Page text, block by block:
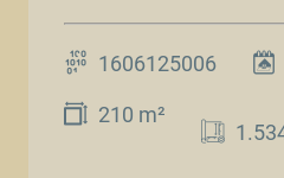
1606125006
210 m²